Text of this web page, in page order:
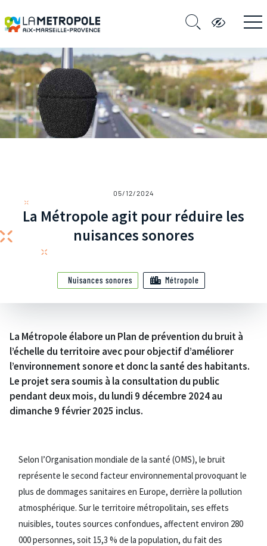
05/12/2024
La Métropole agit pour réduire les
nuisances sonores
Nuisances sonores Métropole
La Métropole élabore un Plan de prévention du bruit à
l’échelle du territoire avec pour objectif d’améliorer
l’environnement sonore et donc la santé des habitants.
Le projet sera soumis à la consultation du public
pendant deux mois, du lundi 9 décembre 2024 au
dimanche 9 février 2025 inclus.
Selon l’Organisation mondiale de la santé (OMS), le bruit
représente le second facteur environnemental provoquant le
plus de dommages sanitaires en Europe, derrière la pollution
atmosphérique. Sur le territoire métropolitain, ses effets
nuisibles, toutes sources confondues, affectent environ 280
000 personnes, soit 15,3 % de la population, du fait des